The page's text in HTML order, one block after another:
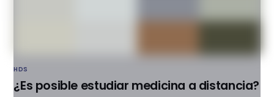
HDS
¿Es posible estudiar medicina a distancia?